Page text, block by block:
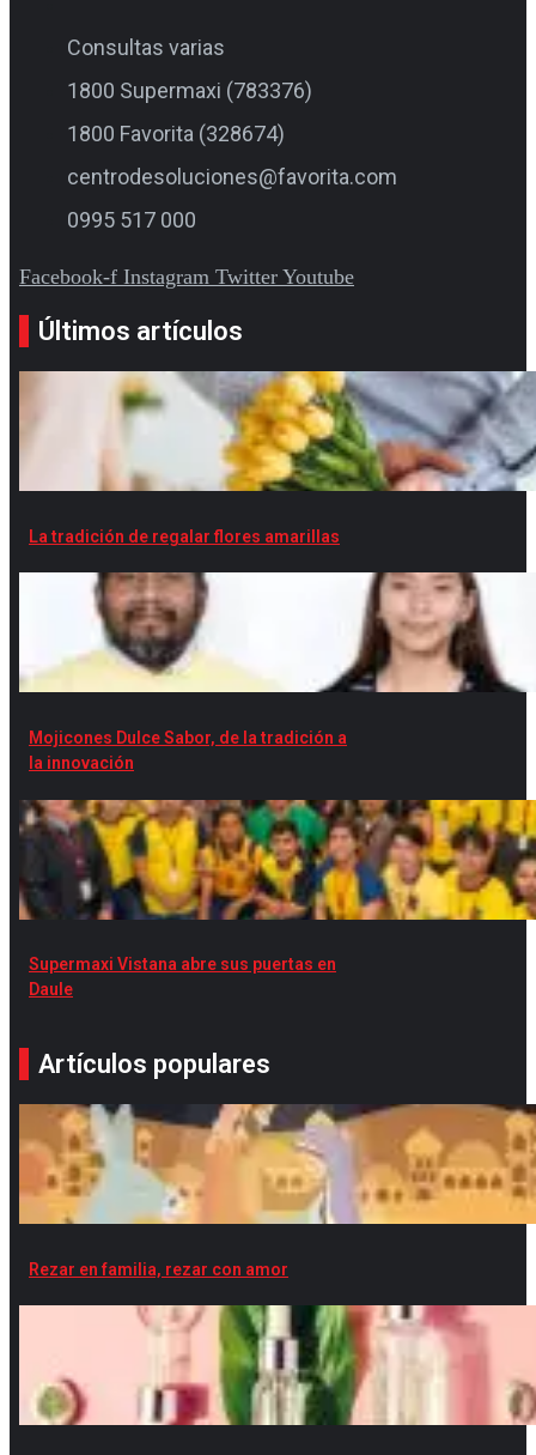
Consultas varias
1800 Supermaxi (783376)
1800 Favorita (328674)
centrodesoluciones@favorita.com
0995 517 000
Facebook-f Instagram Twitter Youtube
Últimos artículos
La tradición de regalar flores amarillas
Mojicones Dulce Sabor, de la tradición a
la innovación
Supermaxi Vistana abre sus puertas en
Daule
Artículos populares
Rezar en familia, rezar con amor